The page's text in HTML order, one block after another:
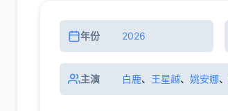
年份 2026
主演 白鹿、 王星越、 姚安娜、